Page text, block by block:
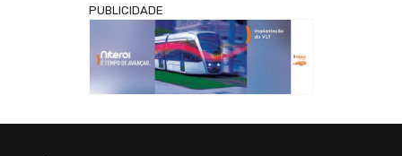
PUBLICIDADE